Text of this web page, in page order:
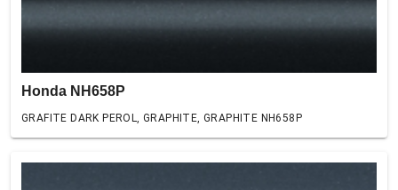
Honda NH658P
GRAFITE DARK PEROL, GRAPHITE, GRAPHITE NH658P